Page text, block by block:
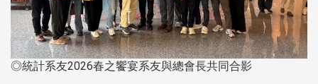
◎統計系友2026春之饗宴系友與總會長共同合影